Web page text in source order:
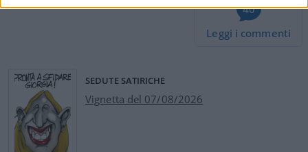
40
Leggi i commenti
SEDUTE SATIRICHE
Vignetta del 07/08/2026